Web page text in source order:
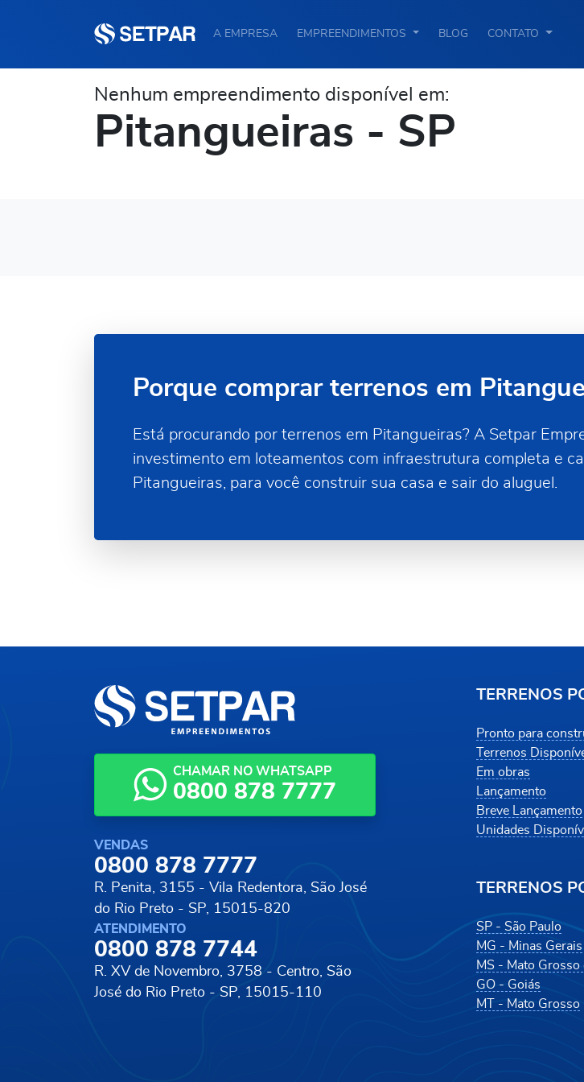
A EMPRESA EMPREENDIMENTOS BLOG CONTATO
Nenhum empreendimento disponível em:
Pitangueiras - SP
Porque comprar terrenos em
Está procurando por terrenos em Pitangueiras? A Setpar
investimento em loteamentos com infraestrutura completa e
Pitangueiras, para você construir sua casa e sair do aluguel.
CHAMAR NO WHATSAPP
0800 878 7777
VENDAS
0800 878 7777
R. Penita, 3155 - Vila Redentora, São José
do Rio Preto - SP, 15015-820
ATENDIMENTO
0800 878 7744
R. XV de Novembro, 3758 - Centro, São
José do Rio Preto - SP, 15015-110
TERRENOS
Pronto para
Terrenos
Em obras
Lançamento
Breve Lançamento
Unidades
TERRENOS
SP - São Paulo
MG - Minas Gerais
MS - Mato Grosso
GO - Goiás
MT - Mato Grosso